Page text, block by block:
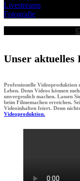
Livestreams
Fotografie
Unser aktuelles
Professionelle Videoproduktion
Leben. Denn Videos können
unvergesslich machen. Lassen
beim Filmemachen erreichen.
Videoinhalten feiert. Denn
Videoproduktion.